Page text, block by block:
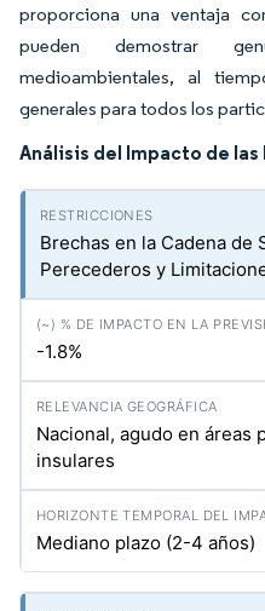
proporciona una ventaja
pueden demostrar
medioambientales, al
generales para todos los
Análisis del Impacto de
Brechas en la Cadena
Perecederos y
-1.8%
Nacional, agudo en áreas
insulares
Mediano plazo (2-4 años)